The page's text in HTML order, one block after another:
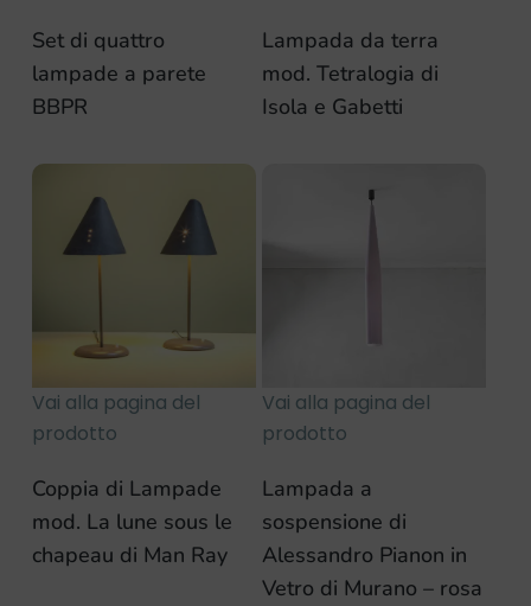
Set di quattro
lampade a parete
BBPR
Lampada da terra
mod. Tetralogia di
Isola e Gabetti
Vai alla pagina del
prodotto
Coppia di Lampade
mod. La lune sous le
chapeau di Man Ray
Vai alla pagina del
prodotto
Lampada a
sospensione di
Alessandro Pianon in
Vetro di Murano – rosa